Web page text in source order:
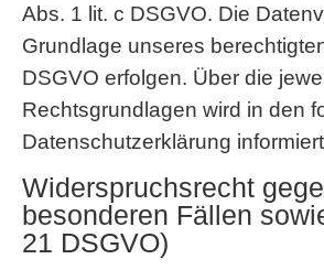
Abs. 1 lit. c DSGVO. Die
Grundlage unseres
DSGVO erfolgen. Über die
Rechtsgrundlagen wird in den
Datenschutzerklärung
Widerspruchsrecht
besonderen Fällen
21 DSGVO)